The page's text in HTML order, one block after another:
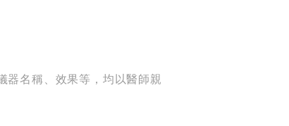
器名稱、效果等，均以醫師親